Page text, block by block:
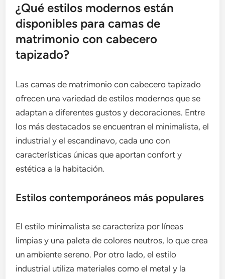
¿Qué estilos modernos están
disponibles para camas de
matrimonio con cabecero
tapizado?
Las camas de matrimonio con cabecero tapizado
ofrecen una variedad de estilos modernos que se
adaptan a diferentes gustos y decoraciones. Entre
los más destacados se encuentran el minimalista, el
industrial y el escandinavo, cada uno con
características únicas que aportan confort y
estética a la habitación.
Estilos contemporáneos más populares
El estilo minimalista se caracteriza por líneas
limpias y una paleta de colores neutros, lo que crea
un ambiente sereno. Por otro lado, el estilo
industrial utiliza materiales como el metal y la